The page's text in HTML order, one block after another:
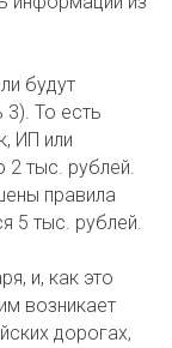
будут
3). То есть
ИП или
2 тыс. рублей.
правила
5 тыс. рублей.
и, как это
возникает
дорогах,